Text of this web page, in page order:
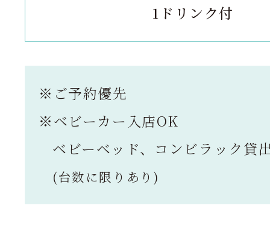
1ドリンク付
※ご予約優先
※ベビーカー入店OK
ベビーベッド、コンビラック貸
(台数に限りあり)